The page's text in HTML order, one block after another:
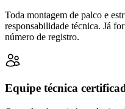
Toda montagem de palco e
responsabilidade técnica. Já
número de registro.
Equipe técnica